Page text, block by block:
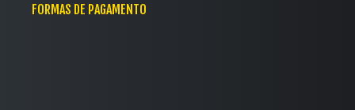
FORMAS DE PAGAMENTO